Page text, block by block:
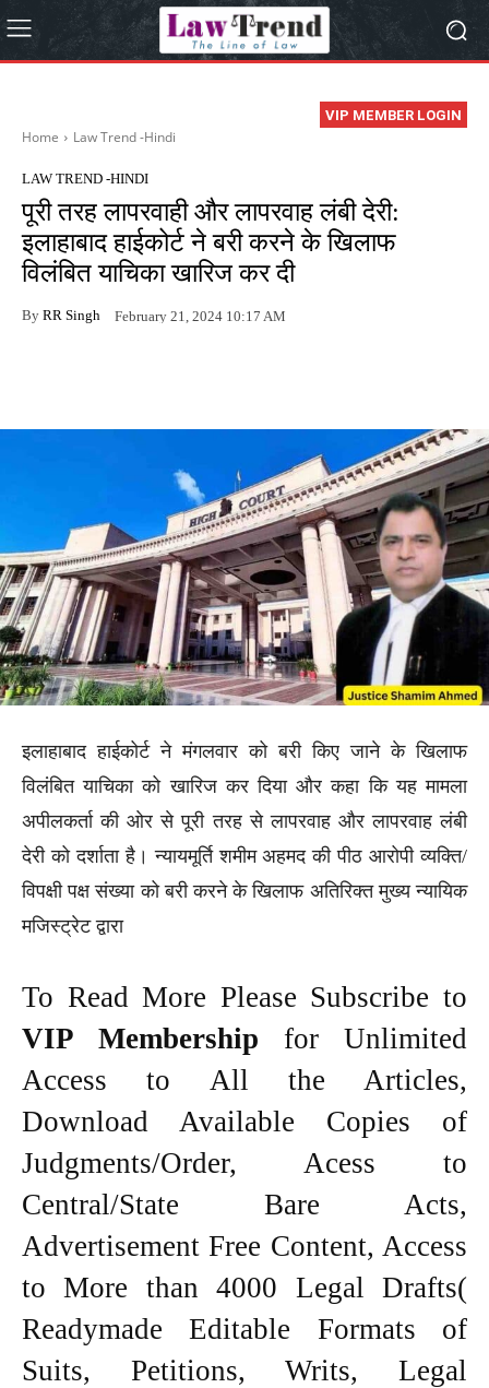
VIP MEMBER LOGIN
Home Law Trend -Hindi
LAW TREND -HINDI
पूरी तरह लापरवाही और लापरवाह लंबी देरी:
इलाहाबाद हाईकोर्ट ने बरी करने के खिलाफ
विलंबित याचिका खारिज कर दी
By RR Singh February 21, 2024 10:17 AM
इलाहाबाद हाईकोर्ट ने मंगलवार को बरी किए जाने के खिलाफ
विलंबित याचिका को खारिज कर दिया और कहा कि यह मामला
अपीलकर्ता की ओर से पूरी तरह से लापरवाह और लापरवाह लंबी
देरी को दर्शाता है। न्यायमूर्ति शमीम अहमद की पीठ आरोपी व्यक्ति/
विपक्षी पक्ष संख्या को बरी करने के खिलाफ अतिरिक्त मुख्य न्यायिक
मजिस्ट्रेट द्वारा
To Read More Please Subscribe to
VIP Membership for Unlimited
Access to All the Articles,
Download Available Copies of
Judgments/Order, Acess to
Central/State Bare Acts,
Advertisement Free Content, Access
to More than 4000 Legal Drafts(
Readymade Editable Formats of
Suits, Petitions, Writs, Legal